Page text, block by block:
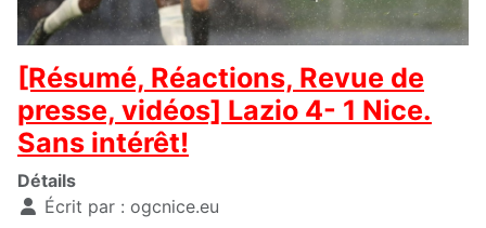
[Résumé, Réactions, Revue de
presse, vidéos] Lazio 4- 1 Nice.
Sans intérêt!
Détails
Écrit par : ogcnice.eu